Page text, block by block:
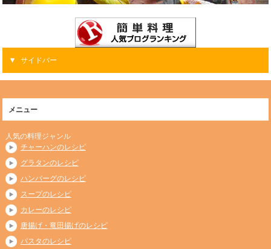
サイドバー
メニュー
人気の料理ジャンル
チャーハンのレシピ
グラタンのレシピ
ハンバーグのレシピ
スープのレシピ
カレーのレシピ
唐揚げ・竜田揚げのレシピ
パスタのレシピ